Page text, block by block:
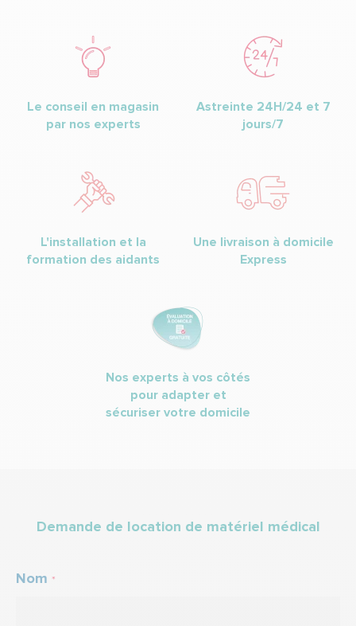
Le conseil en magasin
par nos experts
Astreinte 24H/24 et 7
jours/7
L'installation et la
formation des aidants
Une livraison à domicile
Express
Nos experts à vos côtés
pour adapter et
sécuriser votre domicile
Demande de location de matériel médical
*
Nom